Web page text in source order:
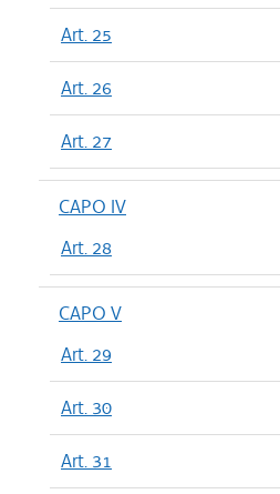
Art. 25
Art. 26
Art. 27
CAPO IV
Art. 28
CAPO V
Art. 29
Art. 30
Art. 31